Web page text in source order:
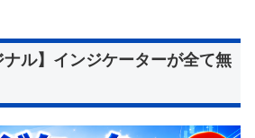
ナル】インジケーターが全て無